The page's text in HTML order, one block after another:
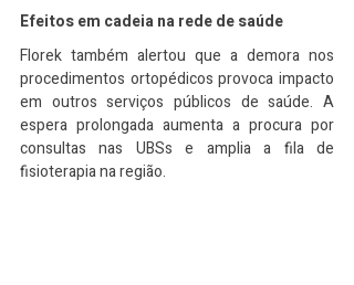
Efeitos em cadeia na rede de saúde
Florek também alertou que a demora nos
procedimentos ortopédicos provoca impacto
em outros serviços públicos de saúde. A
espera prolongada aumenta a procura por
consultas nas UBSs e amplia a fila de
fisioterapia na região.